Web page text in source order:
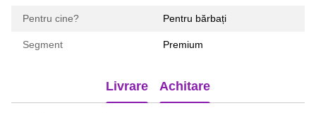
Pentru cine? Pentru bărbați
Segment Premium
Livrare Achitare